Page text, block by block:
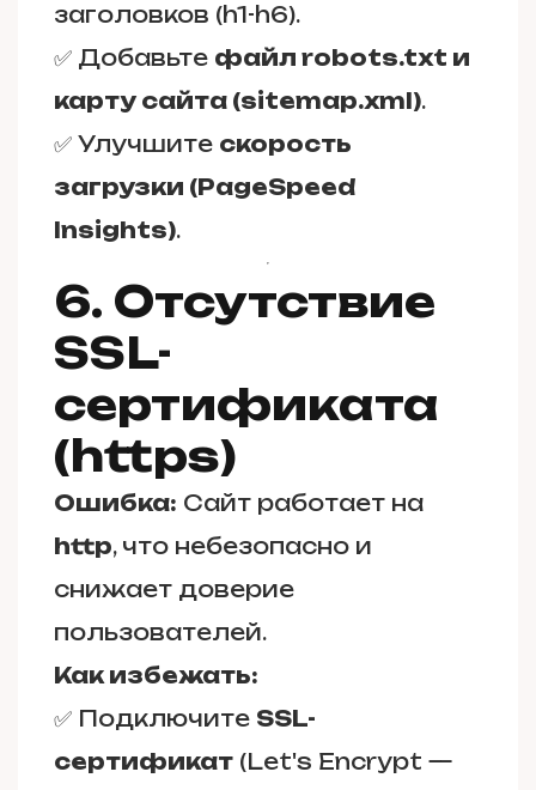
заголовков (h1-h6).
✅ Добавьте файл robots.txt и
карту сайта (sitemap.xml).
✅ Улучшите скорость
загрузки (PageSpeed
Insights).
6. Отсутствие
SSL-
сертификата
(https)
Ошибка: Сайт работает на
http, что небезопасно и
снижает доверие
пользователей.
Как избежать:
✅ Подключите SSL-
сертификат (Let's Encrypt —